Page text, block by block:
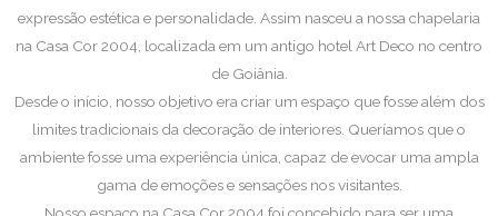
expressão estética e personalidade. Assim nasceu a nossa chapelaria
na Casa Cor 2004, localizada em um antigo hotel Art Deco no centro
de Goiânia.
Desde o início, nosso objetivo era criar um espaço que fosse além dos
limites tradicionais da decoração de interiores. Queríamos que o
ambiente fosse uma experiência única, capaz de evocar uma ampla
gama de emoções e sensações nos visitantes.
Nosso espaço na Casa Cor 2004 foi concebido para ser uma